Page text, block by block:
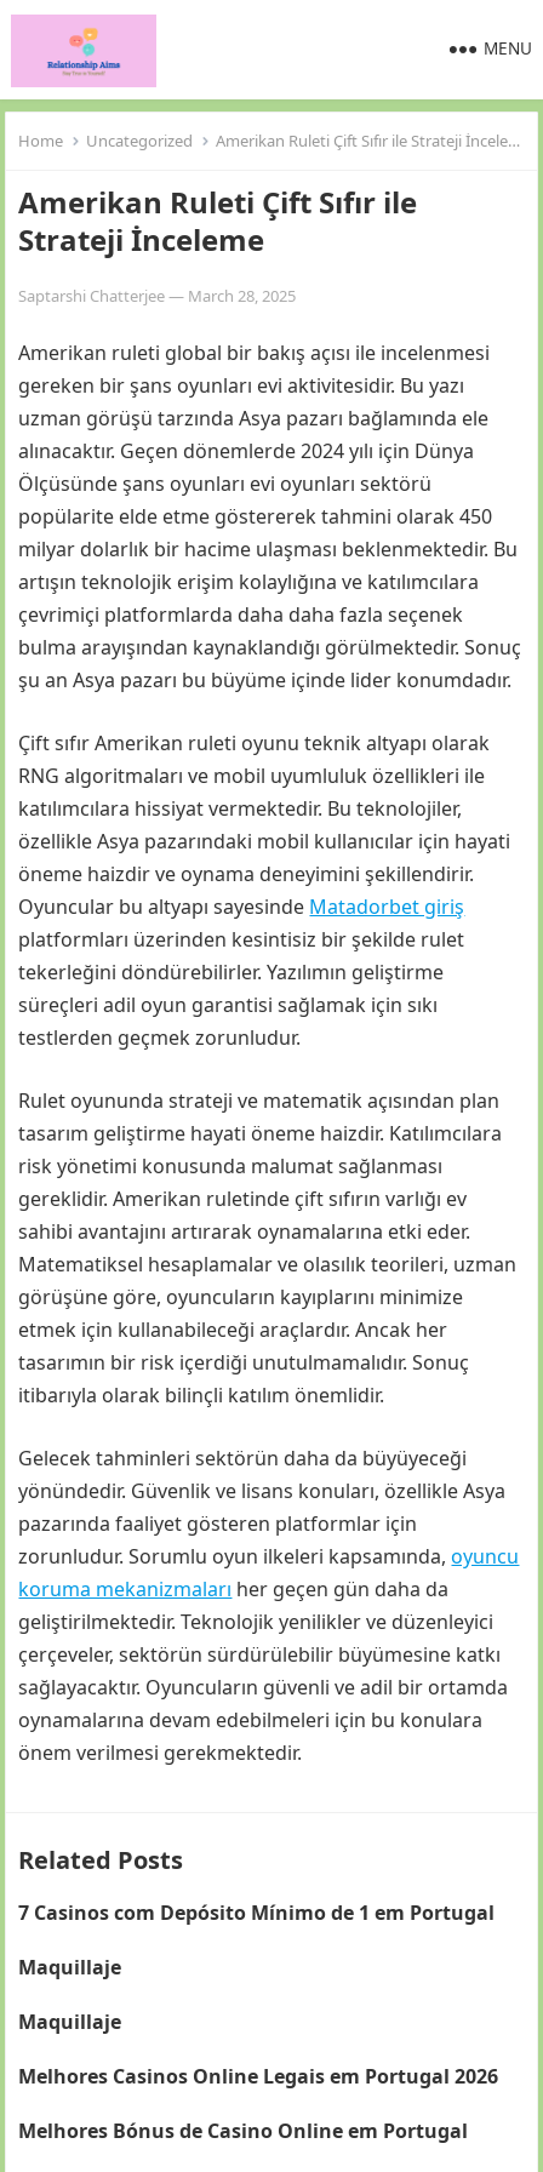
MENU
Home Uncategorized Amerikan Ruleti Çift Sıfır ile Strateji İnceleme
Amerikan Ruleti Çift Sıfır ile
Strateji İnceleme
Saptarshi Chatterjee— March 28, 2025
Amerikan ruleti global bir bakış açısı ile incelenmesi
gereken bir şans oyunları evi aktivitesidir. Bu yazı
uzman görüşü tarzında Asya pazarı bağlamında ele
alınacaktır. Geçen dönemlerde 2024 yılı için Dünya
Ölçüsünde şans oyunları evi oyunları sektörü
popülarite elde etme göstererek tahmini olarak 450
milyar dolarlık bir hacime ulaşması beklenmektedir. Bu
artışın teknolojik erişim kolaylığına ve katılımcılara
çevrimiçi platformlarda daha daha fazla seçenek
bulma arayışından kaynaklandığı görülmektedir. Sonuç
şu an Asya pazarı bu büyüme içinde lider konumdadır.
Çift sıfır Amerikan ruleti oyunu teknik altyapı olarak
RNG algoritmaları ve mobil uyumluluk özellikleri ile
katılımcılara hissiyat vermektedir. Bu teknolojiler,
özellikle Asya pazarındaki mobil kullanıcılar için hayati
öneme haizdir ve oynama deneyimini şekillendirir.
Oyuncular bu altyapı sayesinde Matadorbet giriş
platformları üzerinden kesintisiz bir şekilde rulet
tekerleğini döndürebilirler. Yazılımın geliştirme
süreçleri adil oyun garantisi sağlamak için sıkı
testlerden geçmek zorunludur.
Rulet oyununda strateji ve matematik açısından plan
tasarım geliştirme hayati öneme haizdir. Katılımcılara
risk yönetimi konusunda malumat sağlanması
gereklidir. Amerikan ruletinde çift sıfırın varlığı ev
sahibi avantajını artırarak oynamalarına etki eder.
Matematiksel hesaplamalar ve olasılık teorileri, uzman
görüşüne göre, oyuncuların kayıplarını minimize
etmek için kullanabileceği araçlardır. Ancak her
tasarımın bir risk içerdiği unutulmamalıdır. Sonuç
itibarıyla olarak bilinçli katılım önemlidir.
Gelecek tahminleri sektörün daha da büyüyeceği
yönündedir. Güvenlik ve lisans konuları, özellikle Asya
pazarında faaliyet gösteren platformlar için
zorunludur. Sorumlu oyun ilkeleri kapsamında,oyuncu
koruma mekanizmaları her geçen gün daha da
geliştirilmektedir. Teknolojik yenilikler ve düzenleyici
çerçeveler, sektörün sürdürülebilir büyümesine katkı
sağlayacaktır. Oyuncuların güvenli ve adil bir ortamda
oynamalarına devam edebilmeleri için bu konulara
önem verilmesi gerekmektedir.
Related Posts
7 Casinos com Depósito Mínimo de 1 em Portugal
Maquillaje
Maquillaje
Melhores Casinos Online Legais em Portugal 2026
Melhores Bónus de Casino Online em Portugal